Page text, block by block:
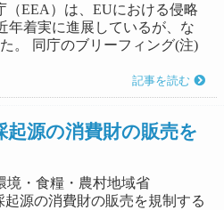
（EEA）は、EUにおける侵略
年着実に進展しているが、な
。 同庁のブリーフィング(注)
記事を読む
源の消費財の販売を
境・食糧・農村地域省
起源の消費財の販売を規制する